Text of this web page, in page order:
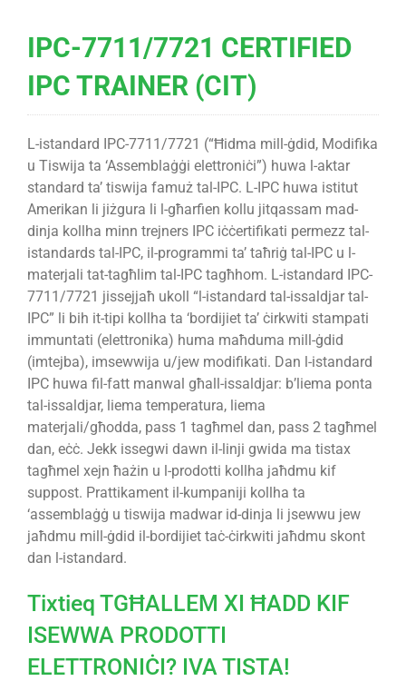
IPC-7711/7721 CERTIFIED
IPC TRAINER (CIT)
L-istandard IPC-7711/7721 (“Ħidma mill-ġdid, Modifika
u Tiswija ta ‘Assemblaġġi elettroniċi”) huwa l-aktar
standard ta’ tiswija famuż tal-IPC. L-IPC huwa istitut
Amerikan li jiżgura li l-għarfien kollu jitqassam mad-
dinja kollha minn trejners IPC iċċertifikati permezz tal-
istandards tal-IPC, il-programmi ta’ taħriġ tal-IPC u l-
materjali tat-tagħlim tal-IPC tagħhom. L-istandard IPC-
7711/7721 jissejjaħ ukoll “l-istandard tal-issaldjar tal-
IPC” li bih it-tipi kollha ta ‘bordijiet ta’ ċirkwiti stampati
immuntati (elettronika) huma maħduma mill-ġdid
(imtejba), imsewwija u/jew modifikati. Dan l-istandard
IPC huwa fil-fatt manwal għall-issaldjar: b’liema ponta
tal-issaldjar, liema temperatura, liema
materjali/għodda, pass 1 tagħmel dan, pass 2 tagħmel
dan, eċċ. Jekk issegwi dawn il-linji gwida ma tistax
tagħmel xejn ħażin u l-prodotti kollha jaħdmu kif
suppost. Prattikament il-kumpaniji kollha ta
‘assemblaġġ u tiswija madwar id-dinja li jsewwu jew
jaħdmu mill-ġdid il-bordijiet taċ-ċirkwiti jaħdmu skont
dan l-istandard.
Tixtieq TGĦALLEM XI ĦADD KIF
ISEWWA PRODOTTI
ELETTRONIĊI? IVA TISTA!